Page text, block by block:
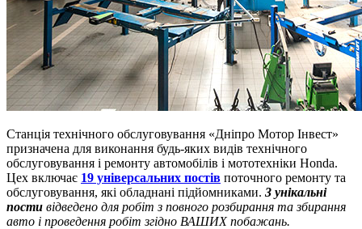
Станція технічного обслуговування «Дніпро Мотор Інвест»
призначена для виконання будь-яких видів технічного
обслуговування і ремонту автомобілів і мототехніки Honda.
Цех включає 19 універсальних постів поточного ремонту та
обслуговування, які обладнані підйомниками. 3 унікальні
пости відведено для робіт з повного розбирання та збирання
авто і проведення робіт згідно ВАШИХ побажань.